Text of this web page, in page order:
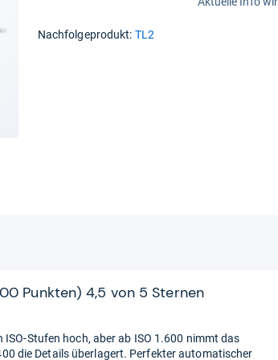
Nachfolgeprodukt: TL2
Punkten) 4,5 von 5 Sternen
ISO-Stufen hoch, aber ab ISO 1.600 nimmt das
die Details überlagert. Perfekter automatischer